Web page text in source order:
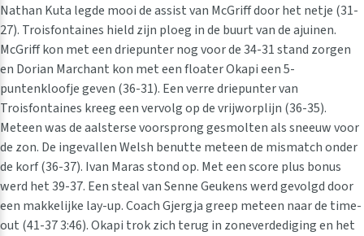
Nathan Kuta legde mooi de assist van McGriff door het netje (31-
27). Troisfontaines hield zijn ploeg in de buurt van de ajuinen.
McGriff kon met een driepunter nog voor de 34-31 stand zorgen
en Dorian Marchant kon met een floater Okapi een 5-
puntenkloofje geven (36-31). Een verre driepunter van
Troisfontaines kreeg een vervolg op de vrijworplijn (36-35).
Meteen was de aalsterse voorsprong gesmolten als sneeuw voor
de zon. De ingevallen Welsh benutte meteen de mismatch onder
de korf (36-37). Ivan Maras stond op. Met een score plus bonus
werd het 39-37. Een steal van Senne Geukens werd gevolgd door
een makkelijke lay-up. Coach Gjergja greep meteen naar de time-
out (41-37 3:46). Okapi trok zich terug in zoneverdediging en het